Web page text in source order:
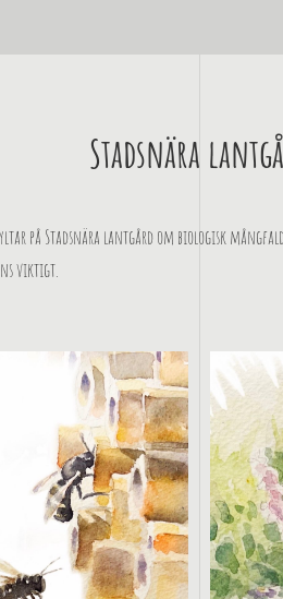
Stadsnära
på Stadsnära lantgård om biologisk
viktigt.